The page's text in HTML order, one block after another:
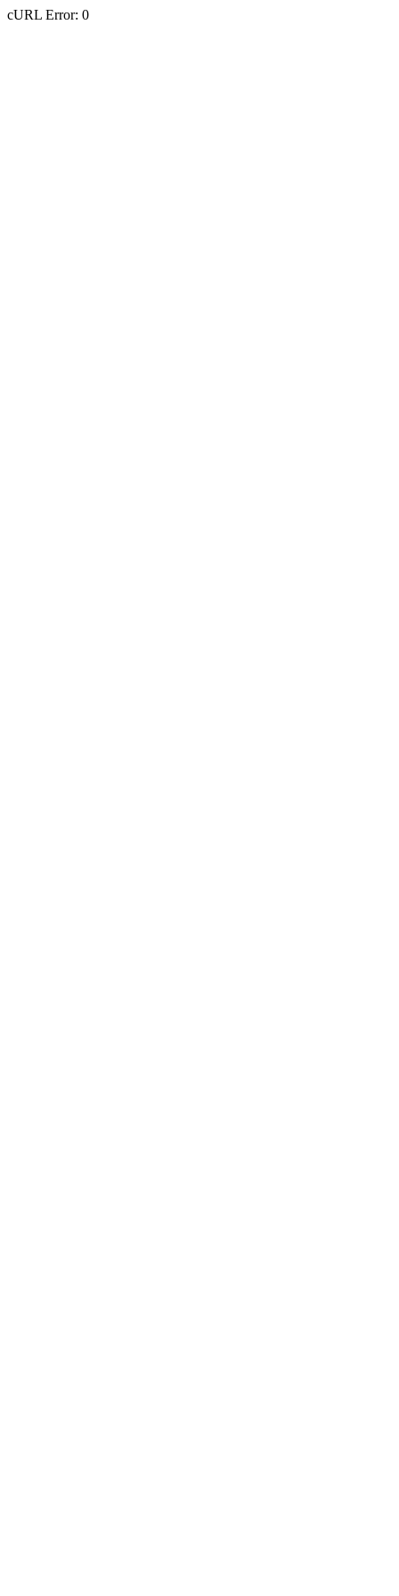
cURL Error: 0